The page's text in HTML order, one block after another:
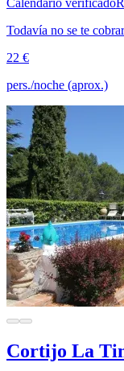
Calendario verificado
Todavía no se te
22 €
pers./noche (aprox.)
Cortijo La